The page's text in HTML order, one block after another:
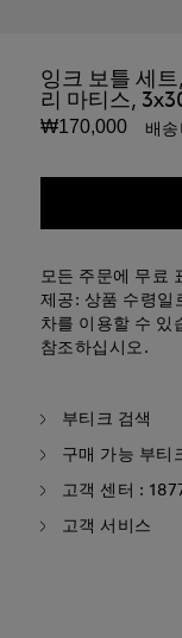
잉크 보틀 세
리 마티스,
₩170,000 배
모든 주문에 무료
제공: 상품 수령일
차를 이용할 수 있
참조하십시오.
부티크 검색
구매 가능 부티
고객 센터 :
고객 서비스